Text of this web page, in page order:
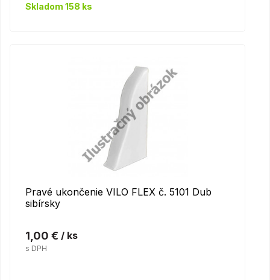
Skladom 158 ks
Pravé ukončenie VILO FLEX č. 5101 Dub
sibírsky
1,00 € / ks
s DPH